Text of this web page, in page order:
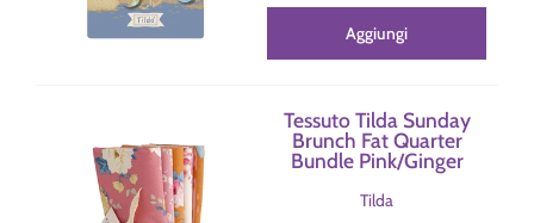
Aggiungi
Tessuto Tilda Sunday
Brunch Fat Quarter
Bundle Pink/Ginger
Tilda